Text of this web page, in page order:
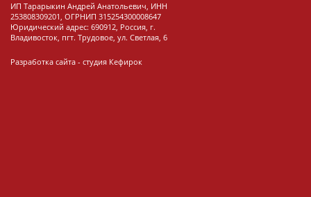
ИП Тарарыкин Андрей Анатольевич, ИНН
253808309201, ОГРНИП 315254300008647
Юридический адрес: 690912, Россия, г.
Владивосток, пгт. Трудовое, ул. Светлая, 6
Разработка сайта - студия Кефирок